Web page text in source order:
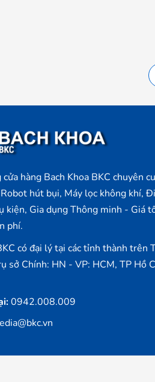
hàng Bach Khoa BKC chuyên
hút bụi, Máy lọc không khí,
kiện, Gia dụng Thông minh - Giá
phí.
có đại lý tại các tỉnh thành trên
sở Chính: HN - VP: HCM, TP Hồ
0942.008.009